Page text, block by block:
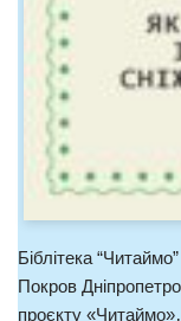
Біблітека
Покров
проєкту